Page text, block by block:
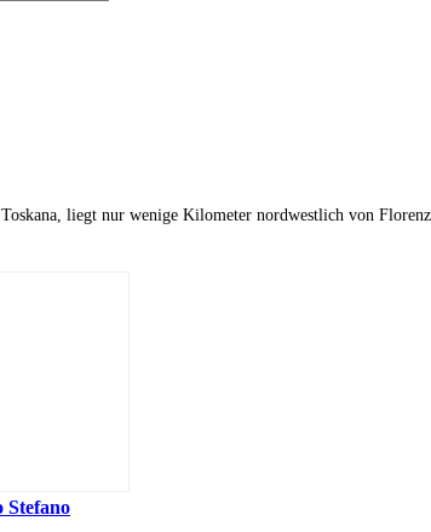
liegt nur wenige Kilometer nordwestlich von
Stefano